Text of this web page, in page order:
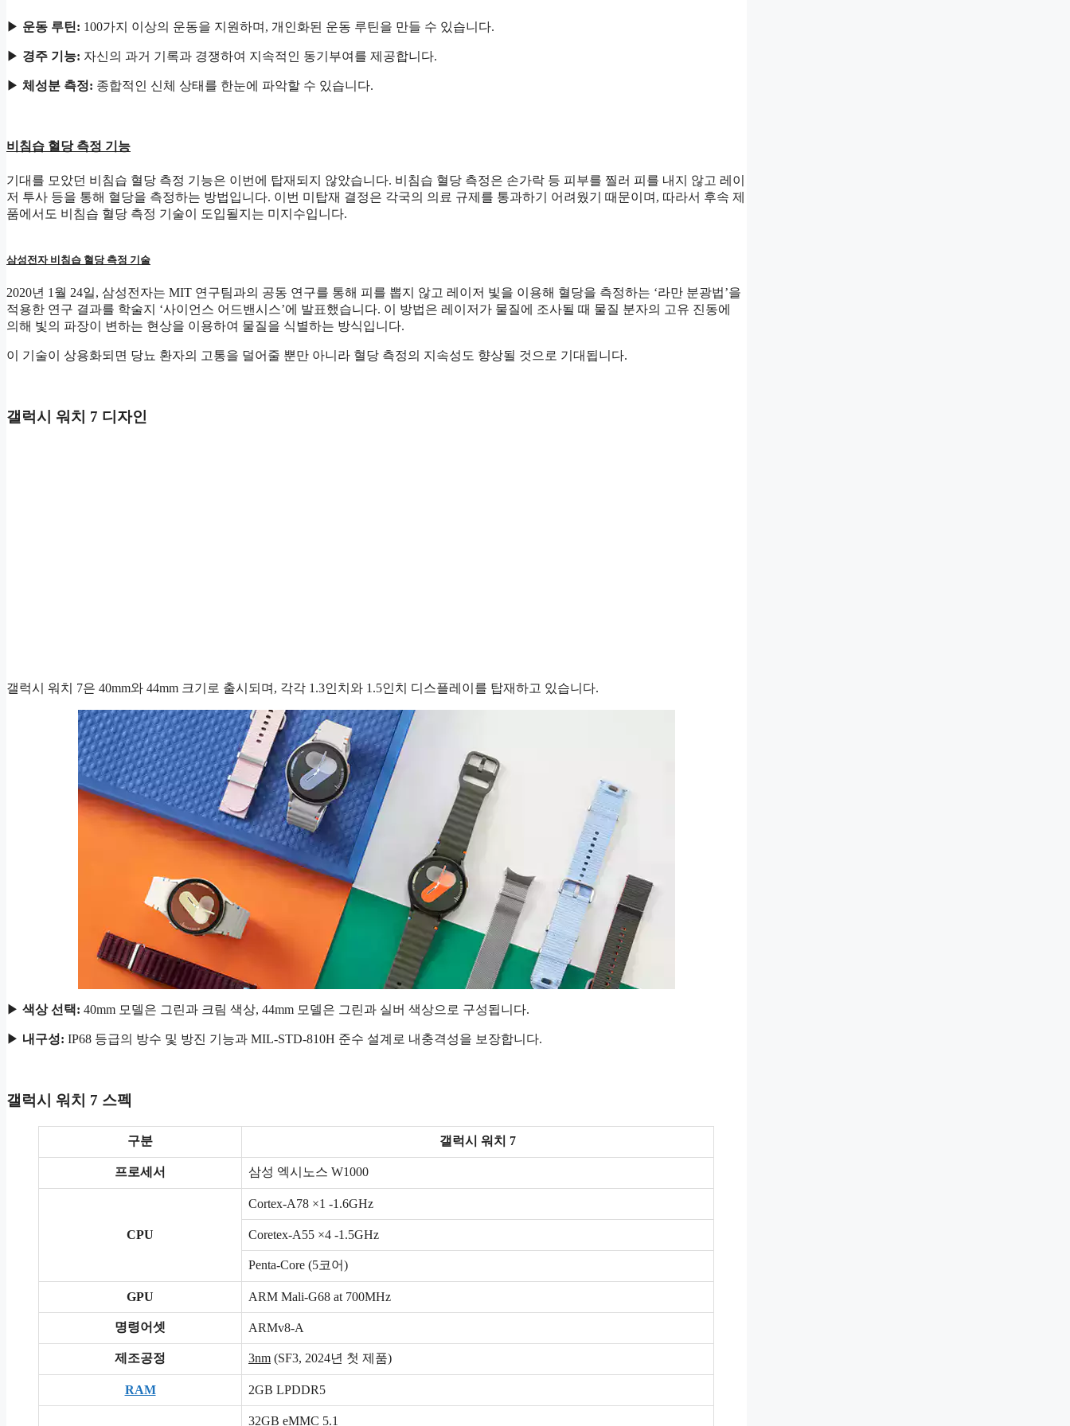
▶ 운동 루틴: 100가지 이상의 운동을 지원하며, 개인화된 운동 루틴을 만들 수 있습니다.
▶ 경주 기능: 자신의 과거 기록과 경쟁하여 지속적인 동기부여를 제공합니다.
▶ 체성분 측정: 종합적인 신체 상태를 한눈에 파악할 수 있습니다.
비침습 혈당 측정 기능
기대를 모았던 비침습 혈당 측정 기능은 이번에 탑재되지 않았습니다. 비침습 혈당 측정은 손가락 등 피부를 찔러 피를 내지 않고 레이
저 투사 등을 통해 혈당을 측정하는 방법입니다. 이번 미탑재 결정은 각국의 의료 규제를 통과하기 어려웠기 때문이며, 따라서 후속 제
품에서도 비침습 혈당 측정 기술이 도입될지는 미지수입니다.
삼성전자 비침습 혈당 측정 기술
2020년 1월 24일, 삼성전자는 MIT 연구팀과의 공동 연구를 통해 피를 뽑지 않고 레이저 빛을 이용해 혈당을 측정하는 ‘라만 분광법’을
적용한 연구 결과를 학술지 ‘사이언스 어드밴시스’에 발표했습니다. 이 방법은 레이저가 물질에 조사될 때 물질 분자의 고유 진동에
의해 빛의 파장이 변하는 현상을 이용하여 물질을 식별하는 방식입니다.
이 기술이 상용화되면 당뇨 환자의 고통을 덜어줄 뿐만 아니라 혈당 측정의 지속성도 향상될 것으로 기대됩니다.
갤럭시 워치 7 디자인
갤럭시 워치 7은 40mm와 44mm 크기로 출시되며, 각각 1.3인치와 1.5인치 디스플레이를 탑재하고 있습니다.
▶ 색상 선택: 40mm 모델은 그린과 크림 색상, 44mm 모델은 그린과 실버 색상으로 구성됩니다.
▶ 내구성: IP68 등급의 방수 및 방진 기능과 MIL-STD-810H 준수 설계로 내충격성을 보장합니다.
갤럭시 워치 7 스펙
구분 갤럭시 워치 7
프로세서 삼성 엑시노스 W1000
CPU
Cortex-A78 ×1 -1.6GHz
Coretex-A55 ×4 -1.5GHz
Penta-Core (5코어)
GPU ARM Mali-G68 at 700MHz
명령어셋 ARMv8-A
제조공정 3nm (SF3, 2024년 첫 제품)
RAM 2GB LPDDR5
32GB eMMC 5.1